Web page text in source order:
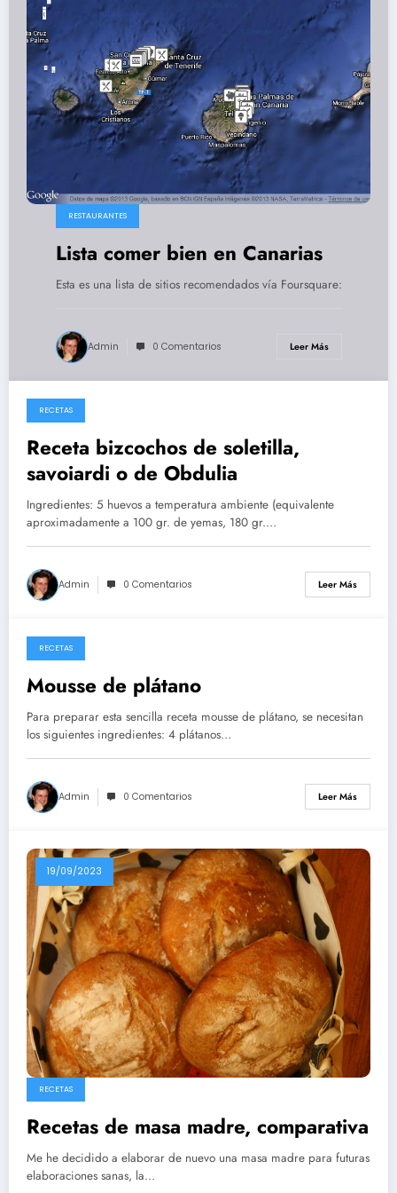
RESTAURANTES
Lista comer bien en Canarias
Esta es una lista de sitios recomendados vía Foursquare:
Admin 0 Comentarios Leer Más
26/05/2026
RECETAS
Receta bizcochos de soletilla,
savoiardi o de Obdulia
Ingredientes: 5 huevos a temperatura ambiente (equivalente
aproximadamente a 100 gr. de yemas, 180 gr.…
Admin 0 Comentarios Leer Más
14/05/2026
RECETAS
Mousse de plátano
Para preparar esta sencilla receta mousse de plátano, se necesitan
los siguientes ingredientes: 4 plátanos…
Admin 0 Comentarios Leer Más
19/09/2023
RECETAS
Recetas de masa madre, comparativa
Me he decidido a elaborar de nuevo una masa madre para futuras
elaboraciones sanas, la…